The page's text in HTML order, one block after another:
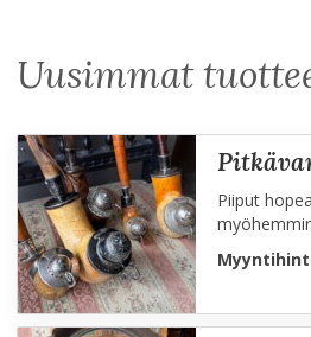
Uusimmat
Piiput